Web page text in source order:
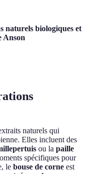
naturels biologiques et
Anson
naturels qui
Elles incluent des
ou la paille
spécifiques pour
le bouse de corne est